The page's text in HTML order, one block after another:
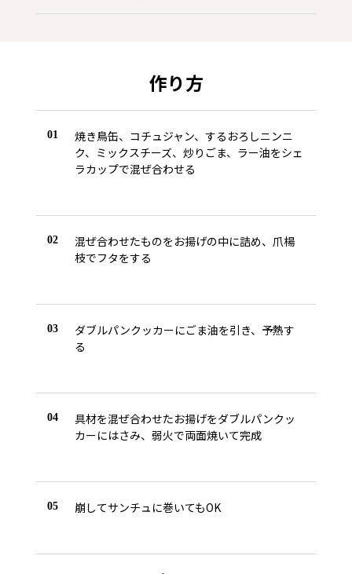
作り方
01
焼き鳥缶、コチュジャン、するおろしニンニ
ク、ミックスチーズ、炒りごま、ラー油をシェ
ラカップで混ぜ合わせる
02
混ぜ合わせたものをお揚げの中に詰め、爪楊
枝でフタをする
03
ダブルパンクッカーにごま油を引き、予熱す
る
04
具材を混ぜ合わせたお揚げをダブルパンクッ
カーにはさみ、弱火で両面焼いて完成
05 崩してサンチュに巻いてもOK